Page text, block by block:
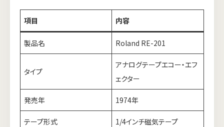
項目 内容
製品名 Roland RE-201
タイプ
アナログテープエコー・エフ
ェクター
発売年 1974年
テープ形式 1/4インチ磁気テープ